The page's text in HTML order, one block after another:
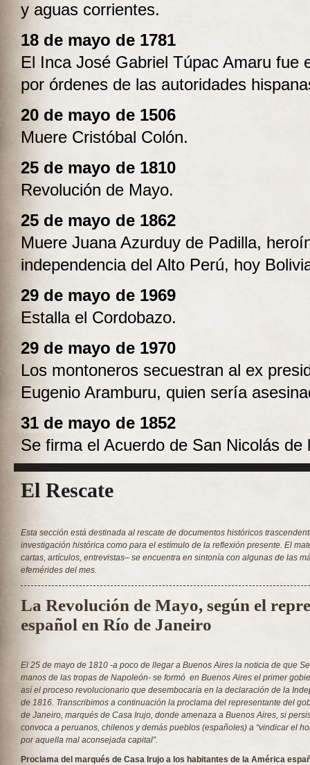
y aguas corrientes.
18 de mayo de 1781
El Inca José Gabriel Túpac Amaru fue
por órdenes de las autoridades
20 de mayo de 1506
Muere Cristóbal Colón.
25 de mayo de 1810
Revolución de Mayo.
25 de mayo de 1862
Muere Juana Azurduy de Padilla,
independencia del Alto Perú, hoy
29 de mayo de 1969
Estalla el Cordobazo.
29 de mayo de 1970
Los montoneros secuestran al ex
Eugenio Aramburu, quien sería
31 de mayo de 1852
Se firma el Acuerdo de San Nicolás de
El Rescate
Esta sección está destinada al rescate de documentos históricos
investigación histórica como para el estímulo de la reflexión presente. El
cartas, artículos, entrevistas– se encuentra en sintonía con algunas de las
efemérides del mes.
La Revolución de Mayo, según el
español en Río de Janeiro
El 25 de mayo de 1810 -a poco de llegar a Buenos Aires la noticia de que
manos de las tropas de Napoleón- se formó en Buenos Aires el primer
así el proceso revolucionario que desembocaría en la declaración de la
de 1816. Transcribimos a continuación la proclama del representante del
de Janeiro, marqués de Casa Irujo, donde amenaza a Buenos Aires, si
convoca a peruanos, chilenos y demás pueblos (españoles) a “vindicarel
por aquella mal aconsejada capital”.
Proclama del marqués de Casa Irujo a los habitantes de la América